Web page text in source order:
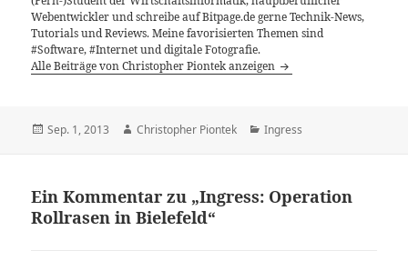
Webentwickler und schreibe auf Bitpage.de gerne Technik-News,
Tutorials und Reviews. Meine favorisierten Themen sind
#Software, #Internet und digitale Fotografie.
Alle Beiträge von Christopher Piontek anzeigen
Veröffentlicht
Sep. 1, 2013 Autor
Christopher Piontek Kategorien
Ingress
Ein Kommentar zu „Ingress: Operation
Rollrasen in Bielefeld“